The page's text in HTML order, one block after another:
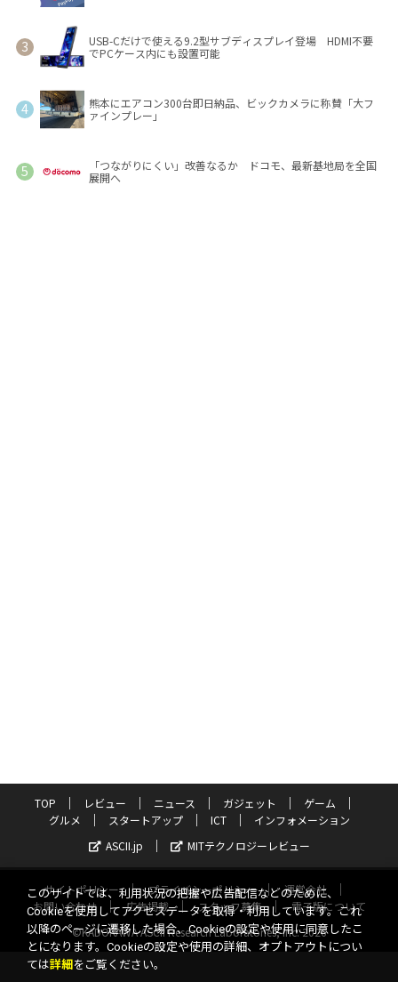
USB-Cだけで使える9.2型サブディスプレイ登場 HDMI不要
でPCケース内にも設置可能
熊本にエアコン300台即日納品、ビックカメラに称賛「大フ
ァインプレー」
「つながりにくい」改善なるか ドコモ、最新基地局を全国
展開へ
TOP レビュー ニュース ガジェット
ゲーム
グルメ
スタートアップ ICT
インフォメーション
ASCII.jp
MITテクノロジーレビュー
サイトポリシー プライバシーポリシー
運営会社
お問い合わせ
広告掲載 スタッフ募集
電子版について
©KADOKAWA ASCII Research Laboratories, Inc. 2026
このサイトでは、利用状況の把握や広告配信などのために、
Cookieを使用してアクセスデータを取得・利用しています。これ
以降のページに遷移した場合、Cookieの設定や使用に同意したこ
とになります。Cookieの設定や使用の詳細、オプトアウトについ
ては詳細 をご覧ください。